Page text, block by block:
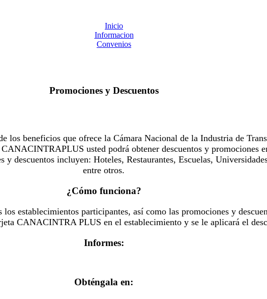
Inicio
Informacion
Convenios
Promociones y Descuentos
los beneficios que ofrece la Cámara Nacional de la Industria de
usted podrá obtener descuentos y promociones
descuentos incluyen: Hoteles, Restaurantes, Escuelas,
entre otros.
¿Cómo funciona?
los establecimientos participantes, así como las promociones y
CANACINTRA PLUS en el establecimiento y se le aplicará el
Informes:
Obténgala en: